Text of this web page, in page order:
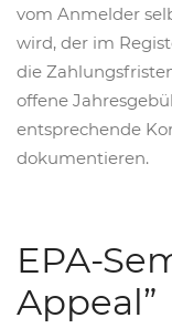
vom Anmelder
wird, der im
die
offene
entsprechende
dokumentieren.
EPA-
Appeal”